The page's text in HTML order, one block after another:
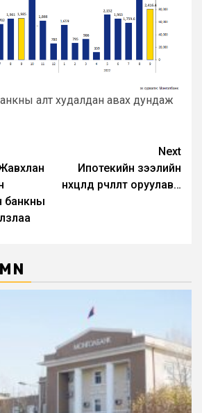
алт худалдан авах дундаж
банкны
Next
Ипотекийн зээлийн
нөхцөлд өөрчлөлт оруулав…